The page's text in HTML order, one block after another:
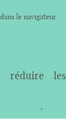
le navigateur
réduire les
.